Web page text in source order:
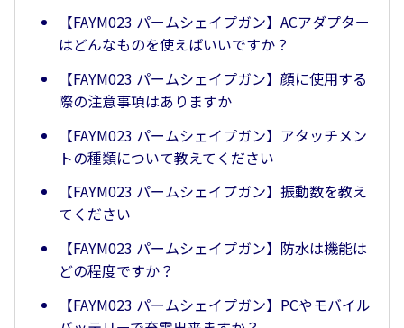
【FAYM023 パームシェイプガン】ACアダプター
はどんなものを使えばいいですか？
【FAYM023 パームシェイプガン】顔に使用する
際の注意事項はありますか
【FAYM023 パームシェイプガン】アタッチメン
トの種類について教えてください
【FAYM023 パームシェイプガン】振動数を教え
てください
【FAYM023 パームシェイプガン】防水は機能は
どの程度ですか？
【FAYM023 パームシェイプガン】PCやモバイル